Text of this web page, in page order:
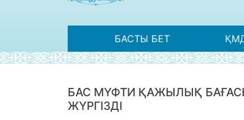
БАСТЫ БЕТ
БАС МҮФТИ ҚАЖЫЛЫҚ
ЖҮРГІЗДІ